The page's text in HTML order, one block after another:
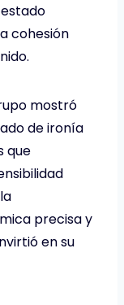
cohesión
mostró
de ironía
que
precisa y
en su